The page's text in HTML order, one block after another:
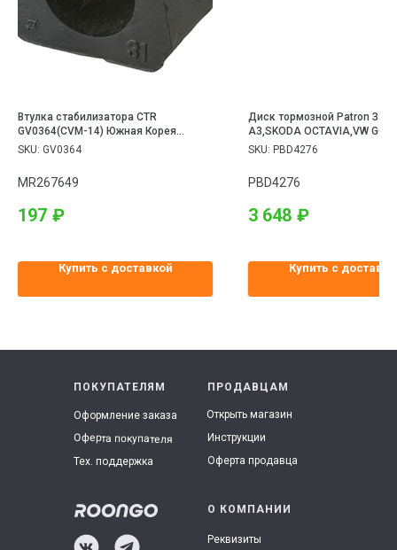
Втулка стабилизатора CTR
GV0364(CVM-14) Южная Корея
MITSUBISHI Pajero Sport 1998 ~ 2009
SKU: GV0364
MR267649
197 ₽
Купить с доставкой
Диск тормозной Patron
A3,SKODA OCTAVIA,VW
2.0TDI 03>
SKU: PBD4276
PBD4276
3 648 ₽
Купить с
ПРОДАВЦАМ
Оферта продавца
Инструкции
Открыть магазин
ПОКУПАТЕЛЯМ
Тех. поддержка
Оферта покупателя
Оформление заказа
О КОМПАНИИ
Реквизиты